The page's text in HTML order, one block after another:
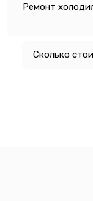
Ремонт
Сколько